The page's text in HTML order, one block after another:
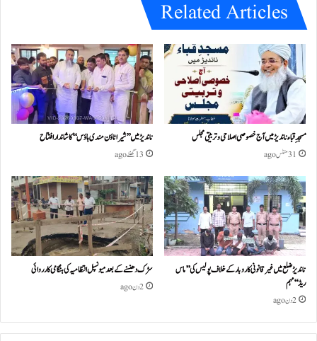
Related Articles
مسجدِ قباء ناندیڑ میں آج خصوصی اصلاحی و تربیتی مجلس
31 منٹس ago
ناندیڑ میں ’’شیرا ٹاؤن مندی ہاؤس‘‘ کا شاندار افتتاح
13 گھنٹے ago
ناندیڑ ضلع میں غیر قانونی کاروبار کے خلاف پولیس کی ’’ماس
ریڈ‘‘ مہم
2 دن ago
سڑک دھنسنے کے بعد میونسپل انتظامیہ کی ہنگامی کارروائی
2 دن ago